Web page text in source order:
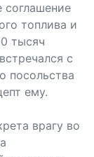
топлива и
тысяч
с
посольства
ему.
врагу во